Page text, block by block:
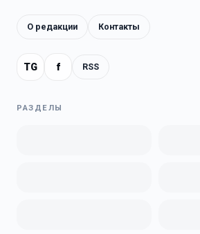
О редакции Контакты
TG f RSS
РАЗДЕЛЫ